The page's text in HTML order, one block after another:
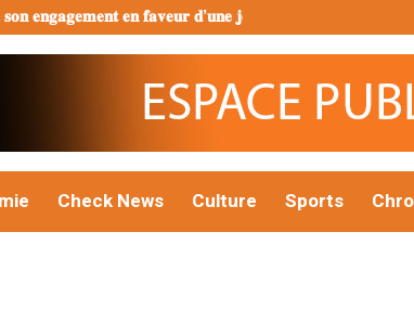
𝐞𝐧 𝐟𝐚𝐯𝐞𝐮𝐫 𝐝’𝐮𝐧𝐞 𝐣𝐞𝐮𝐧𝐞𝐬𝐬𝐞 é𝐩𝐚𝐧𝐨𝐮𝐢𝐞 𝐞𝐭 𝐫𝐞𝐬𝐩𝐨𝐧𝐬𝐚𝐛𝐥𝐞
Check News Culture Sports